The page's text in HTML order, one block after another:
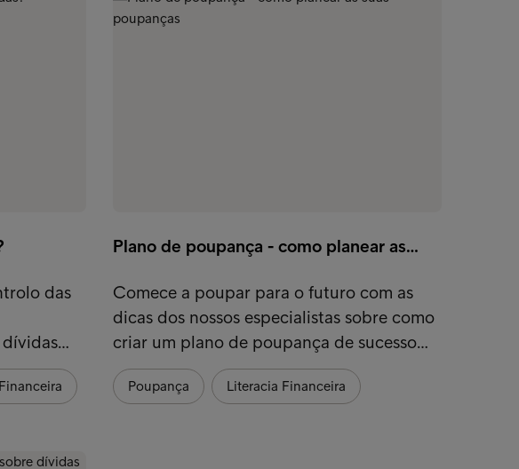
das
Plano de poupança - como planear as…
Comece a poupar para o futuro com as
dicas dos nossos especialistas sobre como
criar um plano de poupança de sucesso…
Poupança Literacia Financeira